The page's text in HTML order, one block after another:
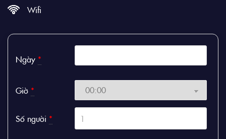
Wifi
Ngày *
Giờ *
Số người *